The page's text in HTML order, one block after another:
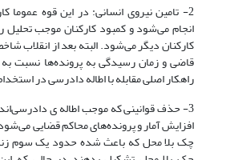
2- تامین نیروی انسانی: در این قوه عموما
انجام می‌شود و کمبود کارکنان موجب
کارکنان دیگر می‌شود. البته بعد از انقلاب
قاضی و زمان رسیدگی به پرونده‌ها نسبت
راهکار اصلی مقابله با اطاله دادرسی در
3- حذف قوانینی که موجب اطاله ی
افزایش آمار و پرونده‌های محاکم قضایی
چک بلا محل که باعث شده حدود یک سوم